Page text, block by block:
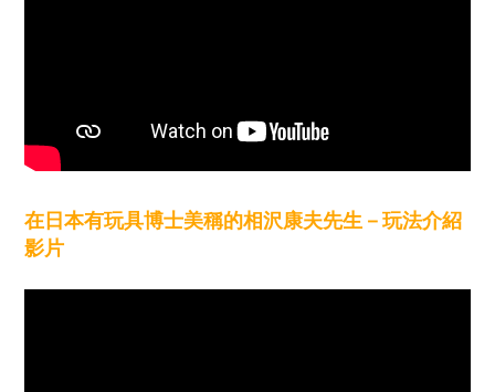
在日本有玩具博士美稱的相沢康夫先生－ 玩法介紹
影片